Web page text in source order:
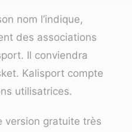
nom l’indique,
des associations
Il conviendra
Kalisport compte
utilisatrices.
version gratuite très